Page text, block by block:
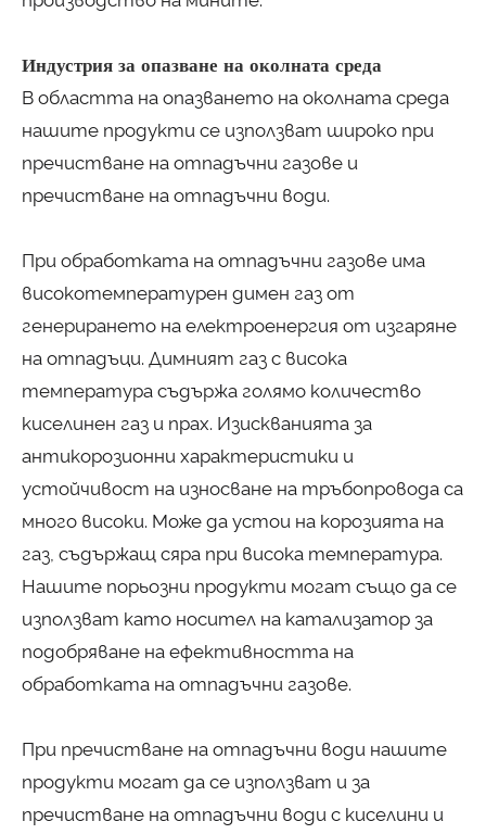
Индустрия за опазване на околната среда
В областта на опазването на околната среда
нашите продукти се използват широко при
пречистване на отпадъчни газове и
пречистване на отпадъчни води.
При обработката на отпадъчни газове има
високотемпературен димен газ от
генерирането на електроенергия от изгаряне
на отпадъци. Димният газ с висока
температура съдържа голямо количество
киселинен газ и прах. Изискванията за
антикорозионни характеристики и
устойчивост на износване на тръбопровода са
много високи. Може да устои на корозията на
газ, съдържащ сяра при висока температура.
Нашите порьозни продукти могат също да се
използват като носител на катализатор за
подобряване на ефективността на
обработката на отпадъчни газове.
При пречистване на отпадъчни води нашите
продукти могат да се използват и за
пречистване на отпадъчни води с киселини и